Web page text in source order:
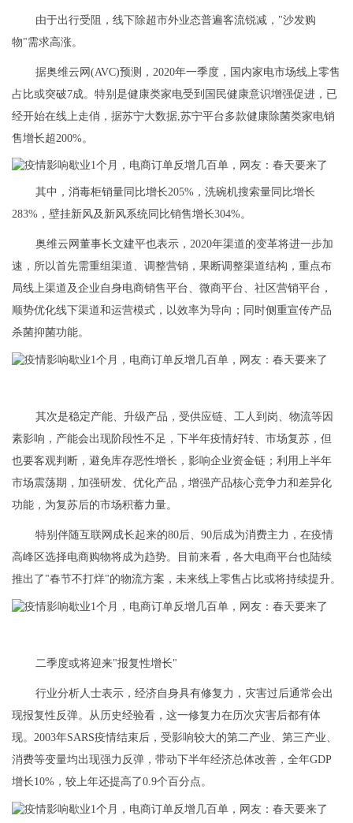
由于出行受阻，线下除超市外业态普遍客流锐减，"沙发购
物"需求高涨。
据奥维云网(AVC)预测，2020年一季度，国内家电市场线上零售
占比或突破7成。特别是健康类家电受到国民健康意识增强促进，已
经开始在线上走俏，据苏宁大数据,苏宁平台多款健康除菌类家电销
售增长超200%。
其中，消毒柜销量同比增长205%，洗碗机搜索量同比增长
283%，壁挂新风及新风系统同比销售增长304%。
奥维云网董事长文建平也表示，2020年渠道的变革将进一步加
速，所以首先需重组渠道、调整营销，果断调整渠道结构，重点布
局线上渠道及企业自身电商销售平台、微商平台、社区营销平台，
顺势优化线下渠道和运营模式，以效率为导向；同时侧重宣传产品
杀菌抑菌功能。
其次是稳定产能、升级产品，受供应链、工人到岗、物流等因
素影响，产能会出现阶段性不足，下半年疫情好转、市场复苏，但
也要客观判断，避免库存恶性增长，影响企业资金链；利用上半年
市场震荡期，加强研发、优化产品，增强产品核心竞争力和差异化
功能，为复苏后的市场积蓄力量。
特别伴随互联网成长起来的80后、90后成为消费主力，在疫情
高峰区选择电商购物将成为趋势。目前来看，各大电商平台也陆续
推出了"春节不打烊"的物流方案，未来线上零售占比或将持续提升。
二季度或将迎来"报复性增长"
行业分析人士表示，经济自身具有修复力，灾害过后通常会出
现报复性反弹。从历史经验看，这一修复力在历次灾害后都有体
现。2003年SARS疫情结束后，受影响较大的第二产业、第三产业、
消费等变量均出现强力反弹，带动下半年经济总体改善，全年GDP
增长10%，较上年还提高了0.9个百分点。